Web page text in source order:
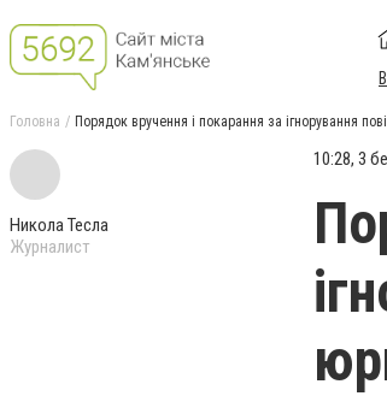
Головна Порядок вручення і покарання за ігнорування
Никола Тесла
Журналист
10:28, 3